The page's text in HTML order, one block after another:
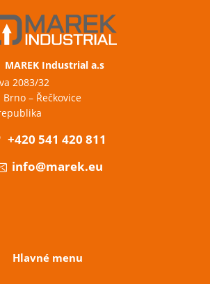
MAREK Industrial a.s
2083/32
– Řečkovice
+420 541 420 811
info@marek.eu
Hlavné menu